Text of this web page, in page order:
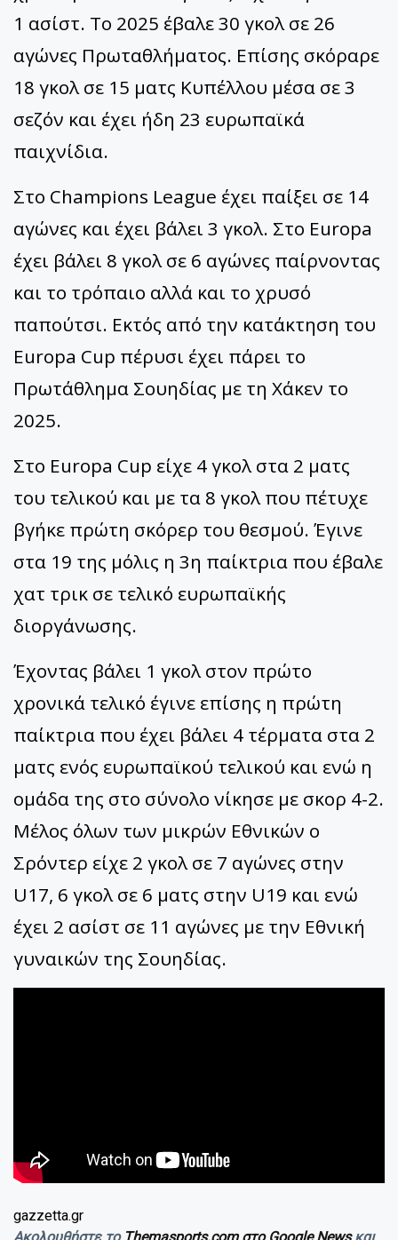
1 ασίστ. Το 2025 έβαλε 30 γκολ σε 26
αγώνες Πρωταθλήματος. Επίσης σκόραρε
18 γκολ σε 15 ματς Κυπέλλου μέσα σε 3
σεζόν και έχει ήδη 23 ευρωπαϊκά
παιχνίδια.
Στο Champions League έχει παίξει σε 14
αγώνες και έχει βάλει 3 γκολ. Στο Europa
έχει βάλει 8 γκολ σε 6 αγώνες παίρνοντας
και το τρόπαιο αλλά και το χρυσό
παπούτσι. Εκτός από την κατάκτηση του
Europa Cup πέρυσι έχει πάρει το
Πρωτάθλημα Σουηδίας με τη Χάκεν το
2025.
Στο Europa Cup είχε 4 γκολ στα 2 ματς
του τελικού και με τα 8 γκολ που πέτυχε
βγήκε πρώτη σκόρερ του θεσμού. Έγινε
στα 19 της μόλις η 3η παίκτρια που έβαλε
χατ τρικ σε τελικό ευρωπαϊκής
διοργάνωσης.
Έχοντας βάλει 1 γκολ στον πρώτο
χρονικά τελικό έγινε επίσης η πρώτη
παίκτρια που έχει βάλει 4 τέρματα στα 2
ματς ενός ευρωπαϊκού τελικού και ενώ η
ομάδα της στο σύνολο νίκησε με σκορ 4-2.
Μέλος όλων των μικρών Εθνικών ο
Σρόντερ είχε 2 γκολ σε 7 αγώνες στην
U17, 6 γκολ σε 6 ματς στην U19 και ενώ
έχει 2 ασίστ σε 11 αγώνες με την Εθνική
γυναικών της Σουηδίας.
gazzetta.gr